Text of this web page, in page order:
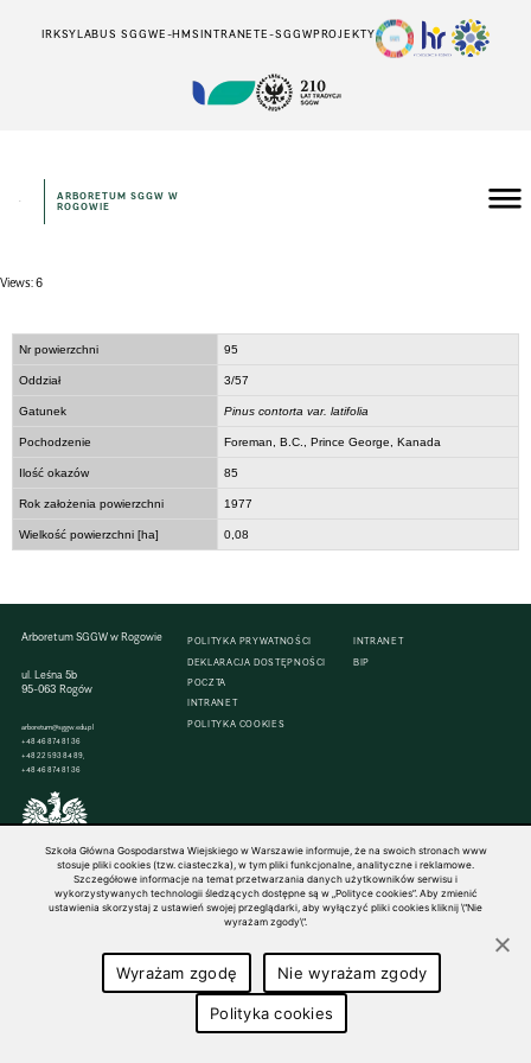
IRKSYLABUS SGGWE-HMSINTRANETE-SGGWPROJEKTY
ARBORETUM SGGW W
ROGOWIE
Views: 6
Nr powierzchni 95
Oddział 3/57
Gatunek Pinus contorta var. latifolia
Pochodzenie Foreman, B.C., Prince George, Kanada
Ilość okazów 85
Rok założenia powierzchni 1977
Wielkość powierzchni [ha] 0,08
Arboretum SGGW w Rogowie
ul. Leśna 5b
95-063 Rogów
arboretum@sggw.edu.pl
+48 46 874 81 36
+48 22 593 84 89,
+48 46 874 81 36
POLITYKA PRYWATNOŚCI
DEKLARACJA DOSTĘPNOŚCI
POCZTA
INTRANET
POLITYKA COOKIES
INTRANET
BIP
© 1816–2026 SGGW — ALL RIGHTS RESERVED
Szkoła Główna Gospodarstwa Wiejskiego w Warszawie informuje, że na swoich stronach www
stosuje pliki cookies (tzw. ciasteczka), w tym pliki funkcjonalne, analityczne i reklamowe.
Szczegółowe informacje na temat przetwarzania danych użytkowników serwisu i
wykorzystywanych technologii śledzących dostępne są w „Polityce cookies”. Aby zmienić
ustawienia skorzystaj z ustawień swojej przeglądarki, aby wyłączyć pliki cookies kliknij \"Nie
wyrażam zgody\".
Wyrażam zgodę Nie wyrażam zgody
Polityka cookies